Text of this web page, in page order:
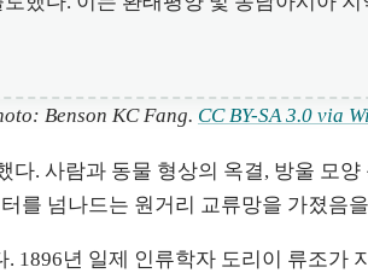
Benson KC Fang. CC BY-SA 3.0 via
. 사람과 동물 형상의 옥결, 방울 모
를 넘나드는 원거리 교류망을 가졌음
1896년 일제 인류학자 도리이 류조